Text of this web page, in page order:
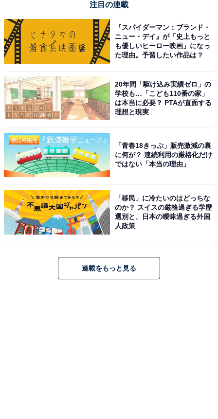
次ページ
悠仁さまはまったく無縁、学ぶ皇
族がいなくなった学習院
こちらもおすすめ
態と真相
注目の連載
『スパイダーマン：ブランド・
ニュー・デイ』が「史上もっと
も優しいヒーロー映画」になっ
た理由。予習したい作品は？
20年間「駆け込み実績ゼロ」の
学校も…「こども110番の家」
は本当に必要？ PTAが直面する
理想と現実
「青春18きっぷ」販売激減の裏
に何が？ 連続利用の厳格化だけ
ではない「本当の理由」
「移民」に冷たいのはどっちな
のか？ スイスの厳格過ぎる学歴
選別と、日本の曖昧過ぎる外国
人政策
連載をもっと見る